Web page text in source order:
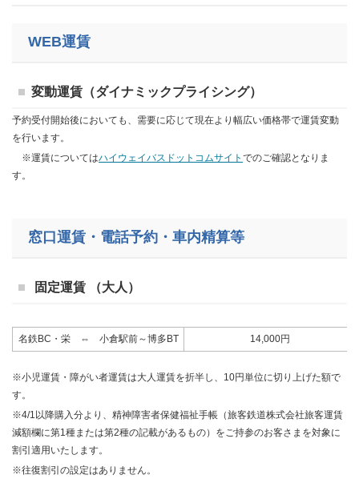
WEB運賃
変動運賃（ダイナミックプライシング）
予約受付開始後においても、需要に応じて現在より幅広い価格帯で運賃変動
を行います。
※運賃についてはハイウェイバスドットコムサイト でのご確認となりま
す。
窓口運賃・電話予約・車内精算等
固定運賃 （大人）
名鉄BC・栄 ⇔ 小倉駅前～博多BT 14,000円
※小児運賃・障がい者運賃は大人運賃を折半し、10円単位に切り上げた額で
す。
※4/1以降購入分より、精神障害者保健福祉手帳（旅客鉄道株式会社旅客運賃
減額欄に第1種または第2種の記載があるもの）をご持参のお客さまを対象に
割引適用いたします。
※往復割引の設定はありません。